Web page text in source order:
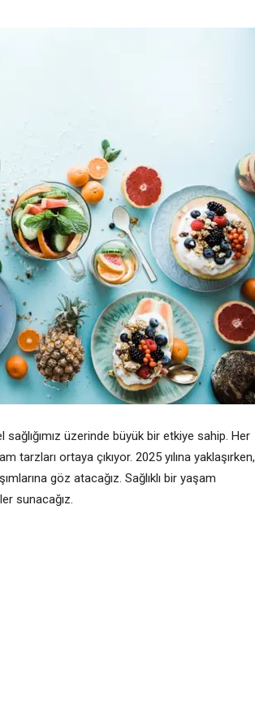
üzerinde büyük bir etkiye sahip. Her
tarzları ortaya çıkıyor. 2025 yılına yaklaşırken,
göz atacağız. Sağlıklı bir yaşam
sunacağız.